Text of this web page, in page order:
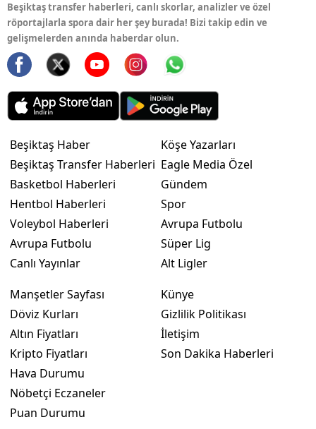
Beşiktaş transfer haberleri, canlı skorlar, analizler ve özel
röportajlarla spora dair her şey burada! Bizi takip edin ve
gelişmelerden anında haberdar olun.
Beşiktaş Haber
Beşiktaş Transfer Haberleri
Basketbol Haberleri
Hentbol Haberleri
Voleybol Haberleri
Avrupa Futbolu
Canlı Yayınlar
Köşe Yazarları
Eagle Media Özel
Gündem
Spor
Avrupa Futbolu
Süper Lig
Alt Ligler
Manşetler Sayfası
Döviz Kurları
Altın Fiyatları
Kripto Fiyatları
Hava Durumu
Nöbetçi Eczaneler
Puan Durumu
Künye
Gizlilik Politikası
İletişim
Son Dakika Haberleri